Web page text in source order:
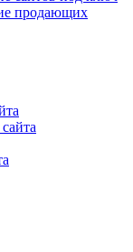
продающих